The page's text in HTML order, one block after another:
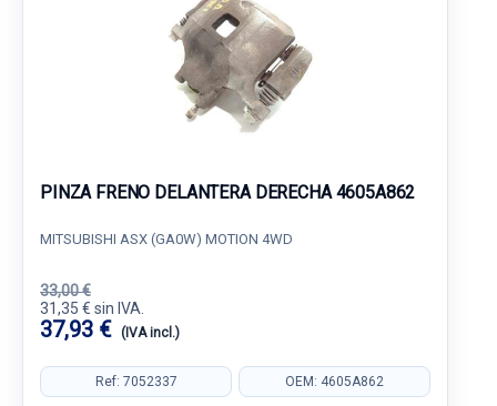
PINZA FRENO DELANTERA DERECHA 4605A862
MITSUBISHI ASX (GA0W) MOTION 4WD
33,00 €
31,35 € sin IVA.
37,93 € (IVA incl.)
Ref: 7052337 OEM: 4605A862